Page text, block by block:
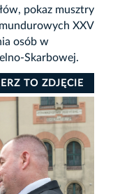
pokaz musztry
XXV
osób w
Skarbowej.
TO ZDJĘCIE